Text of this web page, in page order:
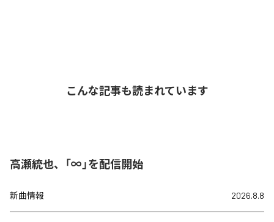
こんな記事も読まれています
高瀬統也、「∞」を配信開始
新曲情報 2026.8.8